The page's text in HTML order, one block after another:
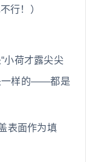
行！）
小荷才露尖尖
一样的——都是
表面作为填